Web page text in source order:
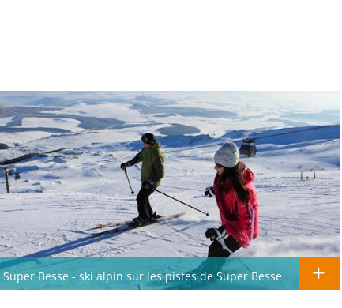
Super Besse - ski alpin sur les pistes de Super Besse